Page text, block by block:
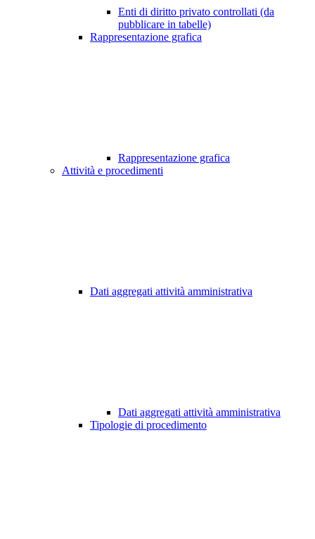
Enti di diritto privato controllati (da
pubblicare in tabelle)
Rappresentazione grafica
Rappresentazione grafica
Attività e procedimenti
Dati aggregati attività amministrativa
Dati aggregati attività amministrativa
Tipologie di procedimento